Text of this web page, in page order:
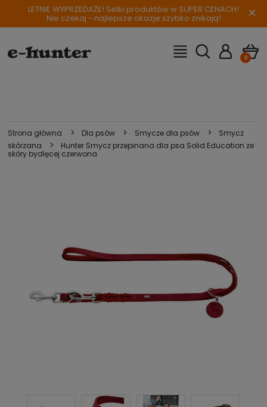
LETNIE WYPRZEDAŻE! Setki produktów w SUPER CENACH!
Nie czekaj - najlepsze okazje szybko znikają! ×
Strona główna > Dla psów > Smycze dla psów >
Smycz
skórzana
>
Hunter Smycz przepinana dla psa Solid Education ze
skóry bydlęcej czerwona